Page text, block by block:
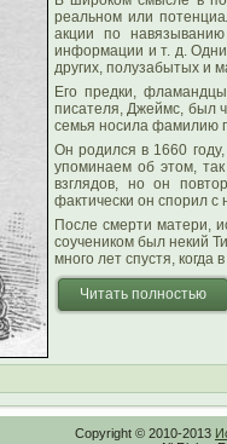
реальном или
акции по
информации и т. д.
других, полузабытых и
Его предки,
писателя, Джеймс, был
семья носила фамилию
Он родился в 1660
упоминаем об этом,
взглядов, но он
фактически он спорил с
После смерти матери,
соучеником был некий
много лет спустя, когда
Читать полностью
Copyright © 2010-2013